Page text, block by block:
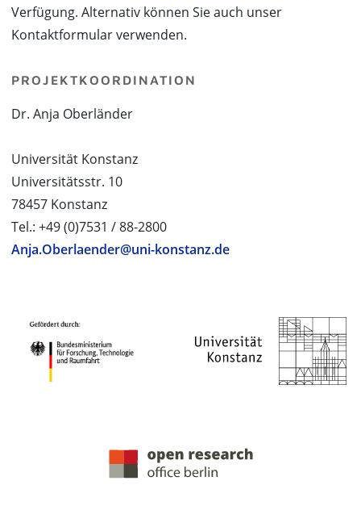
Verfügung. Alternativ können Sie auch unser
Kontaktformular verwenden.
PROJEKTKOORDINATION
Dr. Anja Oberländer
Universität Konstanz
Universitätsstr. 10
78457 Konstanz
Tel.: +49 (0)7531 / 88-2800
Anja.Oberlaender@uni-konstanz.de